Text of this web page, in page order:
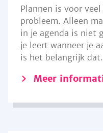
Plannen is voor
probleem. Alleen
in je agenda is niet
je leert wanneer je
is het belangrijk
Meer